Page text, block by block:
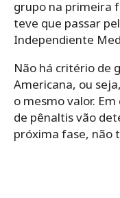
grupo na primeira
teve que passar
Independiente
Não há critério de
Americana, ou
o mesmo valor.
de pênaltis vão
próxima fase, não